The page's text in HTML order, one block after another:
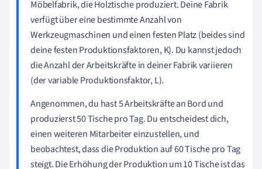
Möbelfabrik, die Holztische produziert. Deine Fabrik
verfügt über eine bestimmte Anzahl von
Werkzeugmaschinen und einen festen Platz (beides sind
deine festen Produktionsfaktoren, K). Du kannst jedoch
die Anzahl der Arbeitskräfte in deiner Fabrik variieren
(der variable Produktionsfaktor, L).
Angenommen, du hast 5 Arbeitskräfte an Bord und
produzierst 50 Tische pro Tag. Du entscheidest dich,
einen weiteren Mitarbeiter einzustellen, und
beobachtest, dass die Produktion auf 60 Tische pro Tag
steigt. Die Erhöhung der Produktion um 10 Tische ist das